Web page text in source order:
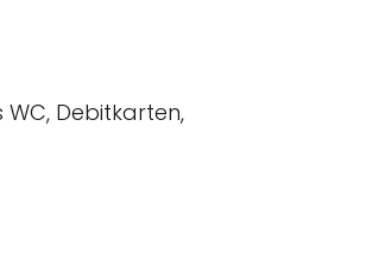
Debitkarten,